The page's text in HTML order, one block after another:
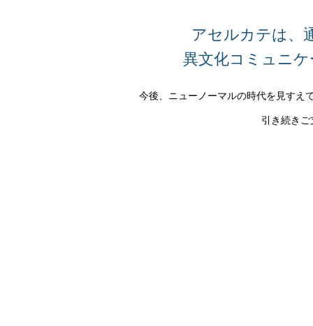
アセルカテは、
異文化コミュニ
今後、ニューノーマルの時代を見すえ
引き続き